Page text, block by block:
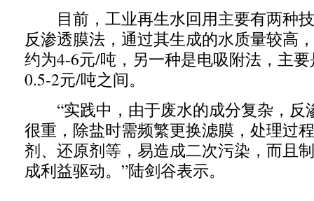
目前，工业再生水回用主要有两种
反渗透膜法，通过其生成的水质量较高
约为4-6元/吨，另一种是电吸附法，主
0.5-2元/吨之间。
“实践中，由于废水的成分复杂，反
很重，除盐时需频繁更换滤膜，处理过
剂、还原剂等，易造成二次污染，而且
成利益驱动。”陆剑谷表示。